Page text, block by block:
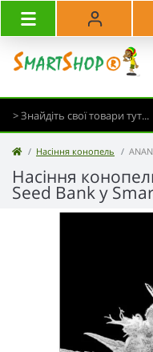
Насіння конопель ANANAS
Насіння
Seed Bank у